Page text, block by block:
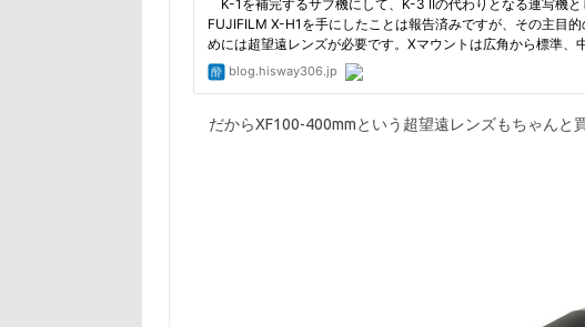
だからXF100-400mmという超望遠レンズもちゃんと